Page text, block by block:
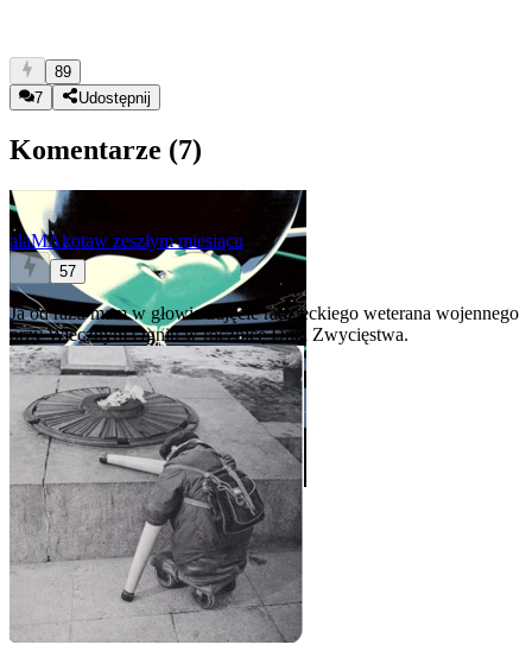
89
7
Udostępnij
Komentarze (7)
alaMAkotaw zeszłym miesiącu
57
Ja od razu mam w głowie zdjęcie radzieckiego weterana wojennego
przy Wiecznym Ogniu w rocznicę Dnia Zwycięstwa.